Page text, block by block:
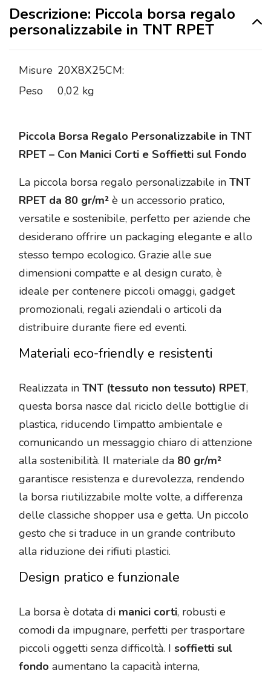
Descrizione: Piccola borsa regalo
personalizzabile in TNT RPET
Misure 20X8X25CM:
Peso
0,02 kg
Piccola Borsa Regalo Personalizzabile in TNT
RPET – Con Manici Corti e Soffietti sul Fondo
La piccola borsa regalo personalizzabile in TNT
RPET da 80 gr/m² è un accessorio pratico,
versatile e sostenibile, perfetto per aziende che
desiderano offrire un packaging elegante e allo
stesso tempo ecologico. Grazie alle sue
dimensioni compatte e al design curato, è
ideale per contenere piccoli omaggi, gadget
promozionali, regali aziendali o articoli da
distribuire durante fiere ed eventi.
Materiali eco-friendly e resistenti
Realizzata in TNT (tessuto non tessuto) RPET,
questa borsa nasce dal riciclo delle bottiglie di
plastica, riducendo l’impatto ambientale e
comunicando un messaggio chiaro di attenzione
alla sostenibilità. Il materiale da 80 gr/m²
garantisce resistenza e durevolezza, rendendo
la borsa riutilizzabile molte volte, a differenza
delle classiche shopper usa e getta. Un piccolo
gesto che si traduce in un grande contributo
alla riduzione dei rifiuti plastici.
Design pratico e funzionale
La borsa è dotata di manici corti, robusti e
comodi da impugnare, perfetti per trasportare
piccoli oggetti senza difficoltà. I soffietti sul
fondo aumentano la capacità interna,